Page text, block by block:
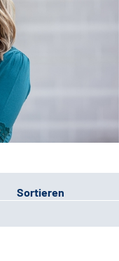
Sortieren